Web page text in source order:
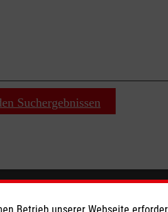
Suchergebnissen